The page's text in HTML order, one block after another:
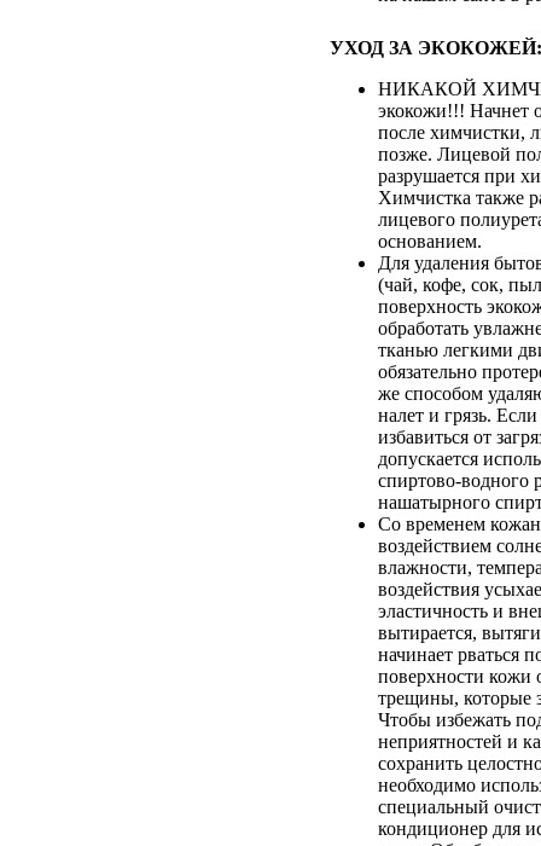
УХОД ЗА ЭКОКОЖЕЙ:
НИКАКОЙ
экокожи!!! Начнет
после химчистки,
позже. Лицевой
разрушается при
Химчистка также
лицевого
основанием.
Для удаления
(чай, кофе, сок,
поверхность
обработать
тканью легкими
обязательно
же способом
налет и грязь.
избавиться от
допускается
спиртово-водного
нашатырного
Со временем
воздействием
влажности,
воздействия
эластичность и
вытирается,
начинает рваться
поверхности кожи
трещины, которые
Чтобы избежать
неприятностей и
сохранить
необходимо
специальный
кондиционер для